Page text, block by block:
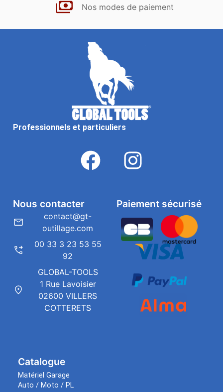
Nos modes de paiement
Professionnels et particuliers
Catalogue
Matériel Garage
Auto / Moto / PL
Paiement sécurisé
Nous contacter
contact@gt-
outillage.com
00 33 3 23 53 55
92
GLOBAL-TOOLS
1 Rue Lavoisier
02600 VILLERS
COTTERETS